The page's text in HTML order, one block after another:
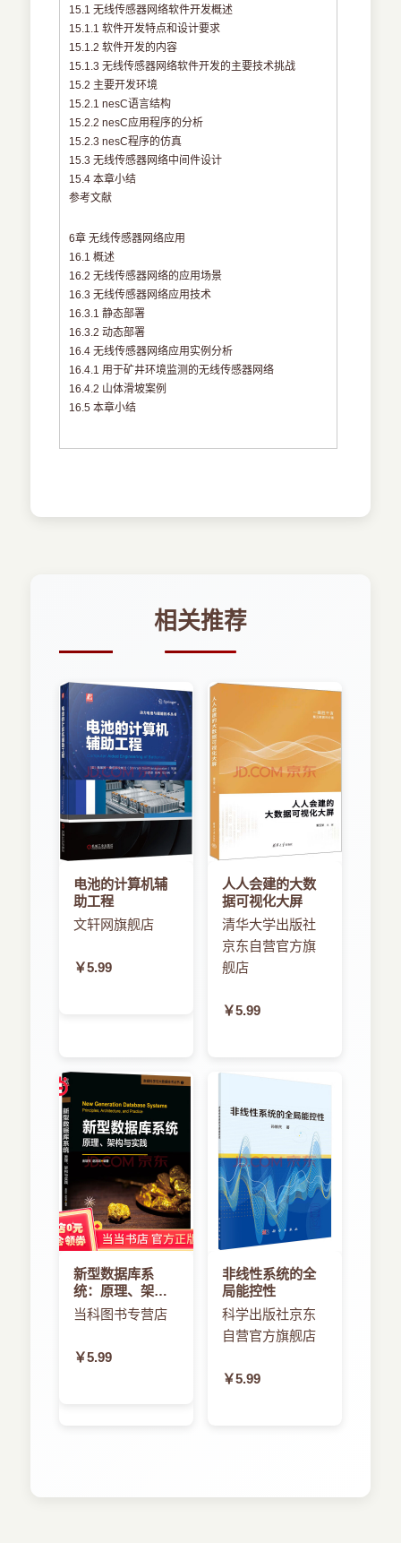
15.1 无线传感器网络软件开发概述
15.1.1 软件开发特点和设计要求
15.1.2 软件开发的内容
15.1.3 无线传感器网络软件开发的主要技术挑战
15.2 主要开发环境
15.2.1 nesC语言结构
15.2.2 nesC应用程序的分析
15.2.3 nesC程序的仿真
15.3 无线传感器网络中间件设计
15.4 本章小结
参考文献
6章 无线传感器网络应用
16.1 概述
16.2 无线传感器网络的应用场景
16.3 无线传感器网络应用技术
16.3.1 静态部署
16.3.2 动态部署
16.4 无线传感器网络应用实例分析
16.4.1 用于矿井环境监测的无线传感器网络
16.4.2 山体滑坡案例
16.5 本章小结
相关推荐
电池的计算机辅
助工程
文轩网旗舰店
￥5.99
人人会建的大数
据可视化大屏
清华大学出版社
京东自营官方旗
舰店
￥5.99
新型数据库系
统：原理、架构
与实践
当科图书专营店
￥5.99
非线性系统的全
局能控性
科学出版社京东
自营官方旗舰店
￥5.99